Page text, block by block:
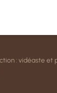
: vidéaste et